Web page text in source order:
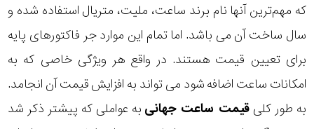
که مهم‌ترین آنها نام برند ساعت، ملیت، متریال استفاده شده و
سال ساخت آن می باشد. اما تمام این موارد جر فاکتورهای پایه
برای تعیین قیمت هستند. در واقع هر ویژگی خاصی که به
امکانات ساعت اضافه شود می تواند به افزایش قیمت آن انجامد.
به طور کلی قیمت ساعت جهانی به عواملی که پیشتر ذکر شد